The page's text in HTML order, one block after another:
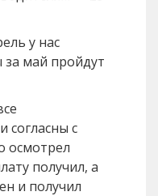
у нас
май пройдут
согласны с
осмотрел
получил, а
и получил